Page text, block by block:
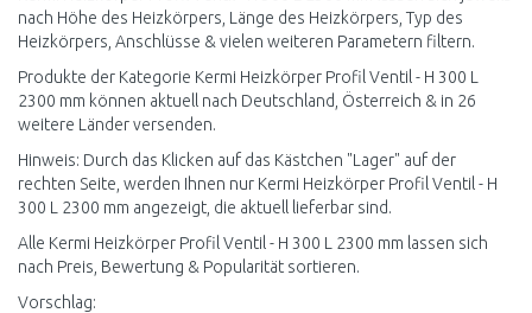
nach Höhe des Heizkörpers, Länge des Heizkörpers, Typ des
Heizkörpers, Anschlüsse & vielen weiteren Parametern filtern.
Produkte der Kategorie Kermi Heizkörper Profil Ventil - H 300 L
2300 mm können aktuell nach Deutschland, Österreich & in 26
weitere Länder versenden.
Hinweis: Durch das Klicken auf das Kästchen "Lager" auf der
rechten Seite, werden Ihnen nur Kermi Heizkörper Profil Ventil - H
300 L 2300 mm angezeigt, die aktuell lieferbar sind.
Alle Kermi Heizkörper Profil Ventil - H 300 L 2300 mm lassen sich
nach Preis, Bewertung & Popularität sortieren.
Vorschlag: